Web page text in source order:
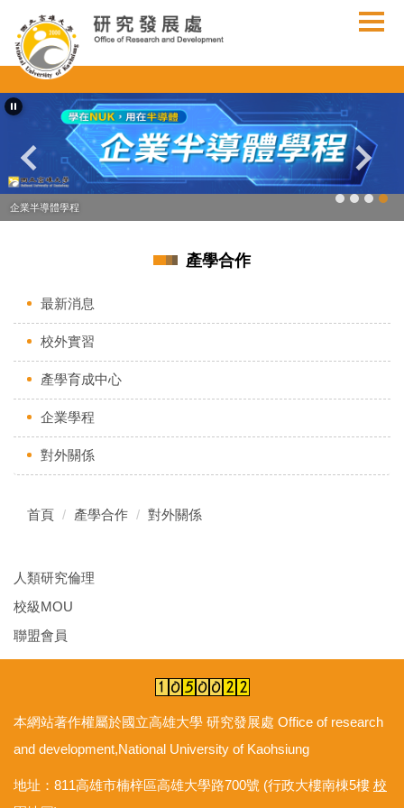
到
主
要
內
容
企業半導體學程
產學合作
最新消息
校外實習
產學育成中心
企業學程
對外關係
首頁 產學合作 對外關係
人類研究倫理
校級MOU
聯盟會員
本網站著作權屬於國立高雄大學 研究發展處 Office of research
and development,National University of Kaohsiung
地址：811高雄市楠梓區高雄大學路700號 (行政大樓南棟5樓 校